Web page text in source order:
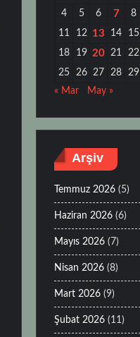
4
5 6 7 8
11
12 13 14 15
18
19 20 21 22
25
26 27 28 29
« Mar May »
Arşiv
Temmuz 2026 (5)
Haziran 2026 (6)
Mayıs 2026 (7)
Nisan 2026 (8)
Mart 2026 (9)
Şubat 2026 (11)